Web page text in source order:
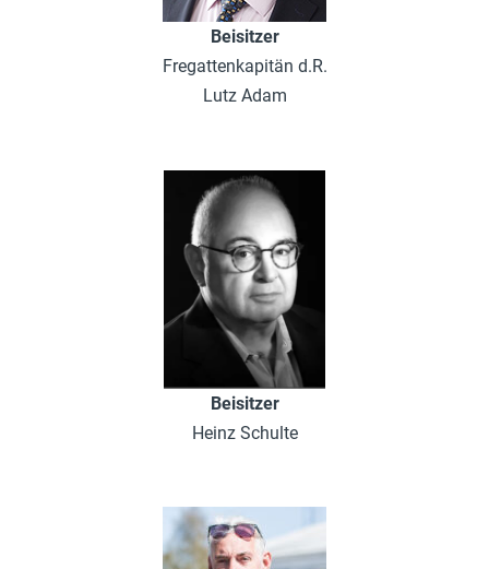
Beisitzer
Fregattenkapitän d.R.
Lutz Adam
Beisitzer
Heinz Schulte